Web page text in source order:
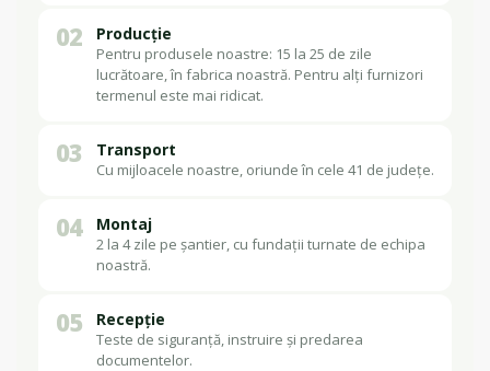
02 Producție
Pentru produsele noastre: 15 la 25 de zile
lucrătoare, în fabrica noastră. Pentru alți furnizori
termenul este mai ridicat.
03 Transport
Cu mijloacele noastre, oriunde în cele 41 de județe.
04 Montaj
2 la 4 zile pe șantier, cu fundații turnate de echipa
noastră.
05 Recepție
Teste de siguranță, instruire și predarea
documentelor.